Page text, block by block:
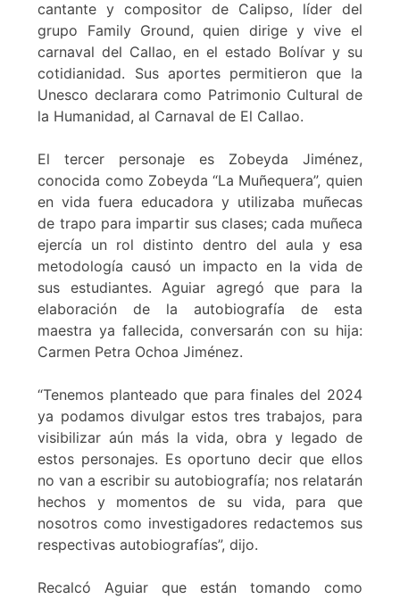
cantante y compositor de Calipso, líder del
grupo Family Ground, quien dirige y vive el
carnaval del Callao, en el estado Bolívar y su
cotidianidad. Sus aportes permitieron que la
Unesco declarara como Patrimonio Cultural de
la Humanidad, al Carnaval de El Callao.
El tercer personaje es Zobeyda Jiménez,
conocida como Zobeyda “La Muñequera”, quien
en vida fuera educadora y utilizaba muñecas
de trapo para impartir sus clases; cada muñeca
ejercía un rol distinto dentro del aula y esa
metodología causó un impacto en la vida de
sus estudiantes. Aguiar agregó que para la
elaboración de la autobiografía de esta
maestra ya fallecida, conversarán con su hija:
Carmen Petra Ochoa Jiménez.
“Tenemos planteado que para finales del 2024
ya podamos divulgar estos tres trabajos, para
visibilizar aún más la vida, obra y legado de
estos personajes. Es oportuno decir que ellos
no van a escribir su autobiografía; nos relatarán
hechos y momentos de su vida, para que
nosotros como investigadores redactemos sus
respectivas autobiografías”, dijo.
Recalcó Aguiar que están tomando como